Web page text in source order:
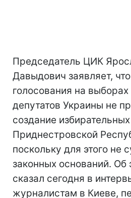
Председатель ЦИК
Давыдович заявляет,
голосования на
депутатов Украины не
создание
Приднестровской
поскольку для этого не
законных оснований. Об
сказал сегодня в
журналистам в Киеве,